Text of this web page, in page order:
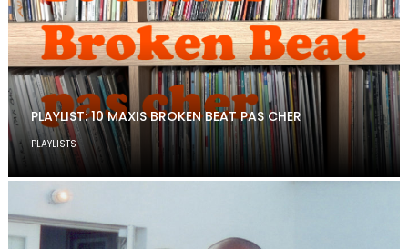
PLAYLIST: 10 MAXIS BROKEN BEAT PAS CHER
PLAYLISTS